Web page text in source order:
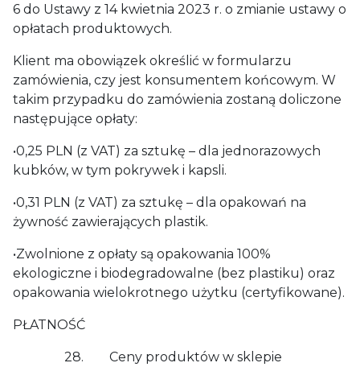
6 do Ustawy z 14 kwietnia 2023 r. o zmianie ustawy o
opłatach produktowych.
Klient ma obowiązek określić w formularzu
zamówienia, czy jest konsumentem końcowym. W
takim przypadku do zamówienia zostaną doliczone
następujące opłaty:
•0,25 PLN (z VAT) za sztukę – dla jednorazowych
kubków, w tym pokrywek i kapsli.
•0,31 PLN (z VAT) za sztukę – dla opakowań na
żywność zawierających plastik.
•Zwolnione z opłaty są opakowania 100%
ekologiczne i biodegradowalne (bez plastiku) oraz
opakowania wielokrotnego użytku (certyfikowane).
PŁATNOŚĆ
28. Ceny produktów w sklepie